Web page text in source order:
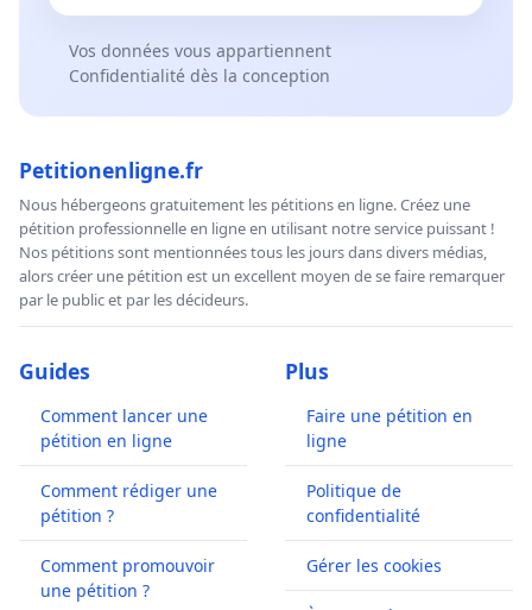
Vos données vous appartiennent
Confidentialité dès la conception
Petitionenligne.fr
Nous hébergeons gratuitement les pétitions en ligne. Créez une
pétition professionnelle en ligne en utilisant notre service puissant !
Nos pétitions sont mentionnées tous les jours dans divers médias,
alors créer une pétition est un excellent moyen de se faire remarquer
par le public et par les décideurs.
Guides
Comment lancer une
pétition en ligne
Comment rédiger une
pétition ?
Comment promouvoir
une pétition ?
Plus
Faire une pétition en
ligne
Politique de
confidentialité
Gérer les cookies